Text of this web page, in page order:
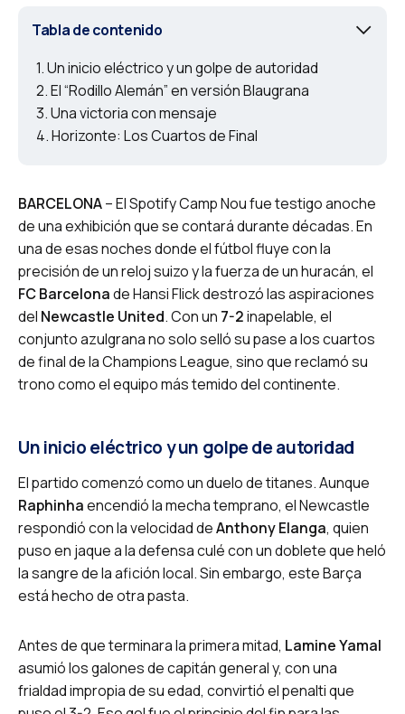
Tabla de contenido
Un inicio eléctrico y un golpe de autoridad
El “Rodillo Alemán” en versión Blaugrana
Una victoria con mensaje
Horizonte: Los Cuartos de Final
BARCELONA– El Spotify Camp Nou fue testigo anoche
de una exhibición que se contará durante décadas. En
una de esas noches donde el fútbol fluye con la
precisión de un reloj suizo y la fuerza de un huracán, el
FC Barcelonade Hansi Flick destrozó las aspiraciones
del Newcastle United. Con un 7-2inapelable, el
conjunto azulgrana no solo selló su pase a los cuartos
de final de la Champions League, sino que reclamó su
trono como el equipo más temido del continente.
Un inicio eléctrico y un golpe de autoridad
El partido comenzó como un duelo de titanes. Aunque
Raphinhaencendió la mecha temprano, el Newcastle
respondió con la velocidad deAnthony Elanga, quien
puso en jaque a la defensa culé con un doblete que heló
la sangre de la afición local. Sin embargo, este Barça
está hecho de otra pasta.
Antes de que terminara la primera mitad, Lamine Yamal
asumió los galones de capitán general y, con una
frialdad impropia de su edad, convirtió el penalti que